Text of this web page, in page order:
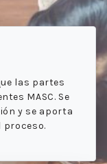
las partes
MASC. Se
y se aporta
proceso.